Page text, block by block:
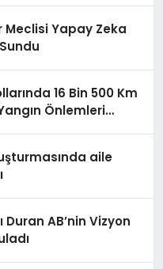
Meclisi Yapay Zeka
16 Bin 500 Km
Önlemleri
aile
Duran AB’nin Vizyon